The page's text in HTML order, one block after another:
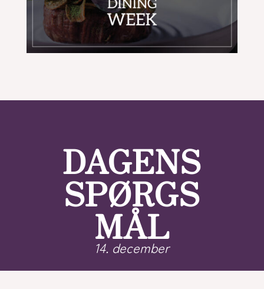
DAGENS
SPØRGS
MÅL
14. december